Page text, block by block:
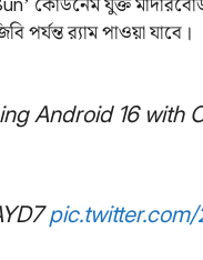
কোডনেম যুক্ত মাদারবোর্ড
পর্যন্ত র‌্যাম পাওয়া যাবে।
Android 16 with
pic.twitter.com/